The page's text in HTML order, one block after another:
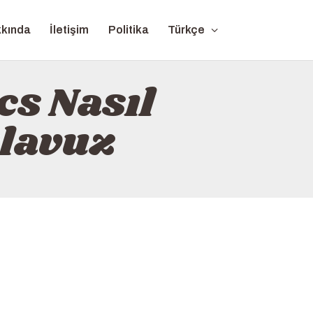
İletişim Politika Türkçe
Nasıl